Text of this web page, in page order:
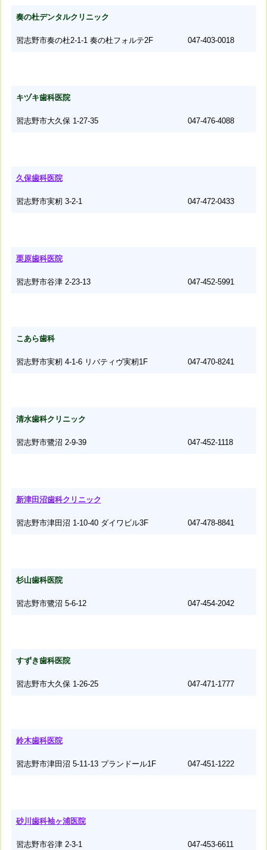
奏の杜デンタルクリニック
習志野市奏の杜2-1-1 奏の杜フォルテ2F 047-403-0018
キヅキ歯科医院
習志野市大久保 1-27-35 047-476-4088
久保歯科医院
習志野市実籾 3-2-1 047-472-0433
栗原歯科医院
習志野市谷津 2-23-13 047-452-5991
こあら歯科
習志野市実籾 4-1-6 リバティヴ実籾1F 047-470-8241
清水歯科クリニック
習志野市鷺沼 2-9-39 047-452-1118
新津田沼歯科クリニック
習志野市津田沼 1-10-40 ダイワビル3F 047-478-8841
杉山歯科医院
習志野市鷺沼 5-6-12 047-454-2042
すずき歯科医院
習志野市大久保 1-26-25 047-471-1777
鈴木歯科医院
習志野市津田沼 5-11-13 プランドール1F 047-451-1222
砂川歯科袖ヶ浦医院
習志野市谷津 2-3-1 047-453-6611